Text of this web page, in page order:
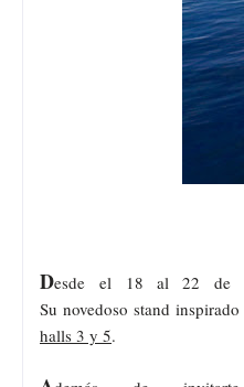
Desde el 18 al 22 de
Su novedoso stand inspirado
halls 3 y 5.